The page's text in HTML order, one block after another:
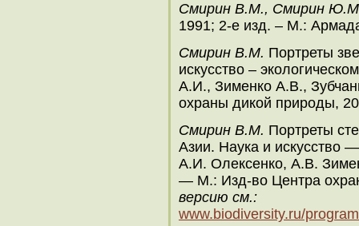
Смирин В.М., Смирин Ю.М
1991; 2-е изд. – М.:
Смирин В.М. Портреты
искусство –
А.И., Зименко А.В.,
охраны дикой природы,
Смирин В.М. Портреты
Азии. Наука и искусство
А.И. Олексенко, А.В.
— М.: Изд-во Центра
версию см.:
www.biodiversity.ru/